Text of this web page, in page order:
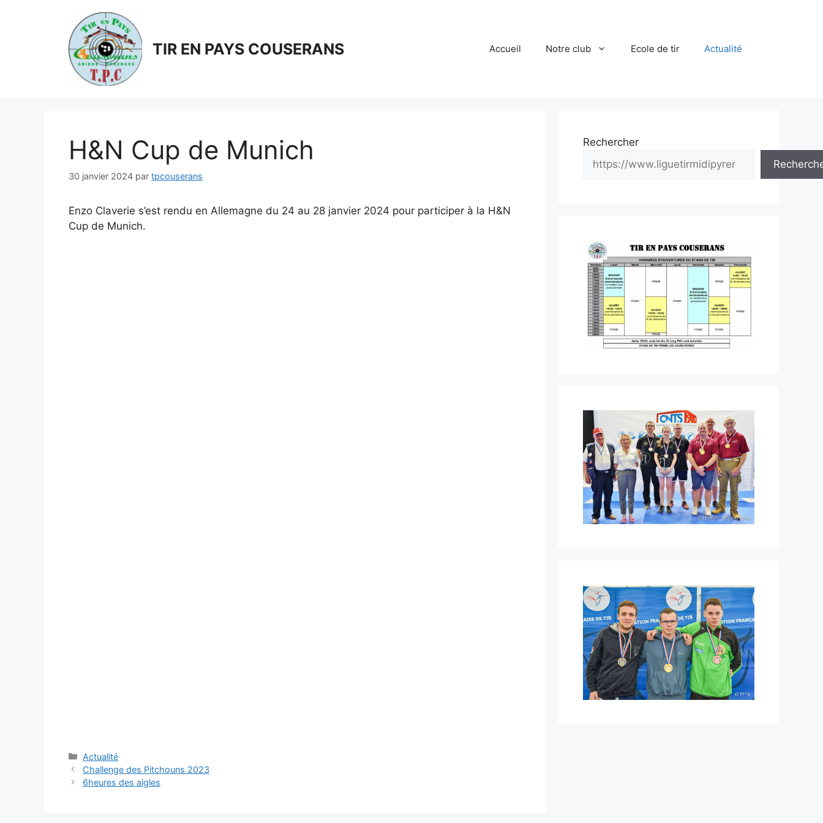
TIR EN PAYS COUSERANS Accueil Notre club Ecole de tir Actualité
H&N Cup de Munich
30 janvier 2024 par tpcouserans
Enzo Claverie s’est rendu en Allemagne du 24 au 28 janvier 2024 pour participer à la H&N
Cup de Munich.
Catégories
Actualité
Navigation
des
Challenge des Pitchouns 2023
6heures des aigles
Rechercher